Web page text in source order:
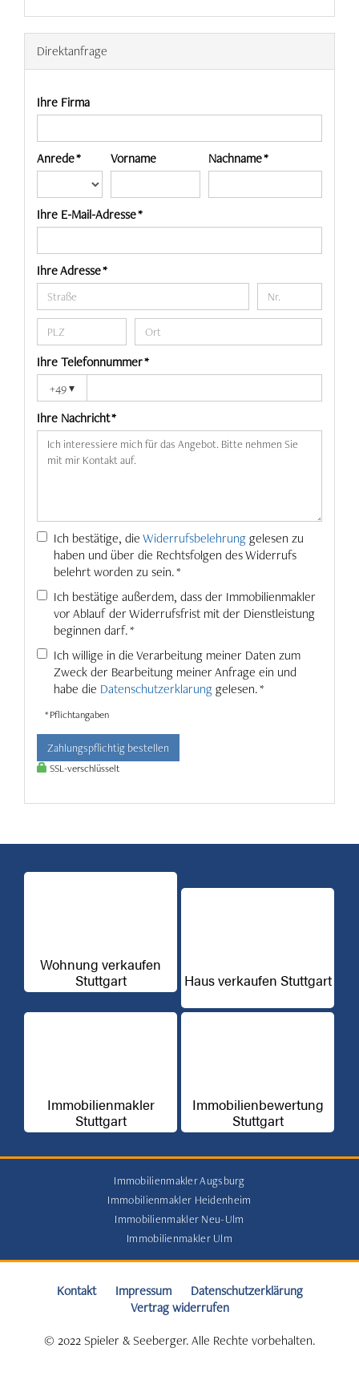
Direktanfrage
Ihre Firma
Anrede * Vorname Nachname *
Ihre E-Mail-Adresse *
Ihre Adresse *
Ihre Telefonnummer *
+49▾
Ihre Nachricht *
Ich bestätige, dieWiderrufsbelehrunggelesen zu
haben und über die Rechtsfolgen des Widerrufs
belehrt worden zu sein. *
Ich bestätige außerdem, dass der Immobilienmakler
vor Ablauf der Widerrufsfrist mit der Dienstleistung
beginnen darf. *
Ich willige in die Verarbeitung meiner Daten zum
Zweck der Bearbeitung meiner Anfrage ein und
habe die Datenschutzerklarunggelesen. *
* Pflichtangaben
Zahlungspflichtig bestellen
SSL-verschlüsselt
Wohnung verkaufen
Stuttgart
Haus verkaufen Stuttgart
Immobilienmakler
Stuttgart
Immobilienbewertung
Stuttgart
Immobilienmakler Augsburg
Immobilienmakler Heidenheim
Immobilienmakler Neu-Ulm
Immobilienmakler Ulm
Kontakt Impressum
Datenschutzerklärung
Vertrag widerrufen
© 2022 Spieler & Seeberger. Alle Rechte vorbehalten.